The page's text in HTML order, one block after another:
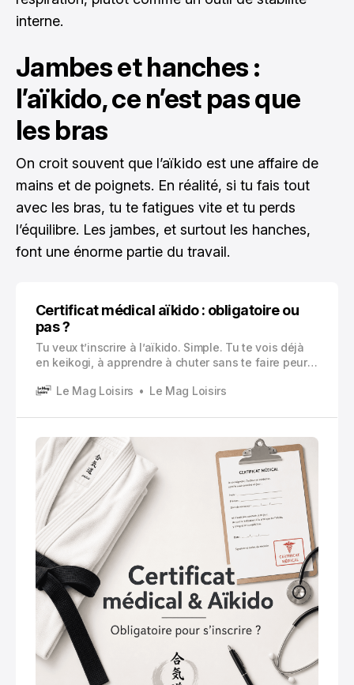
interne.
Jambes et hanches :
l’aïkido, ce n’est pas que
les bras
On croit souvent que l’aïkido est une affaire de
mains et de poignets. En réalité, si tu fais tout
avec les bras, tu te fatigues vite et tu perds
l’équilibre. Les jambes, et surtout les hanches,
font une énorme partie du travail.
Certificat médical aïkido : obligatoire ou
pas ?
Tu veux t’inscrire à l’aïkido. Simple. Tu te vois déjà
en keikogi, à apprendre à chuter sans te faire peur,
Et là, au moment de remplir le dossier du club, on te
médical.
Le Mag Loisirs Le Mag Loisirs